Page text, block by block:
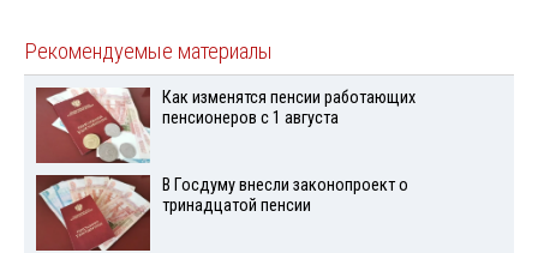
Рекомендуемые материалы
Как изменятся пенсии работающих
пенсионеров с 1 августа
В Госдуму внесли законопроект о
тринадцатой пенсии